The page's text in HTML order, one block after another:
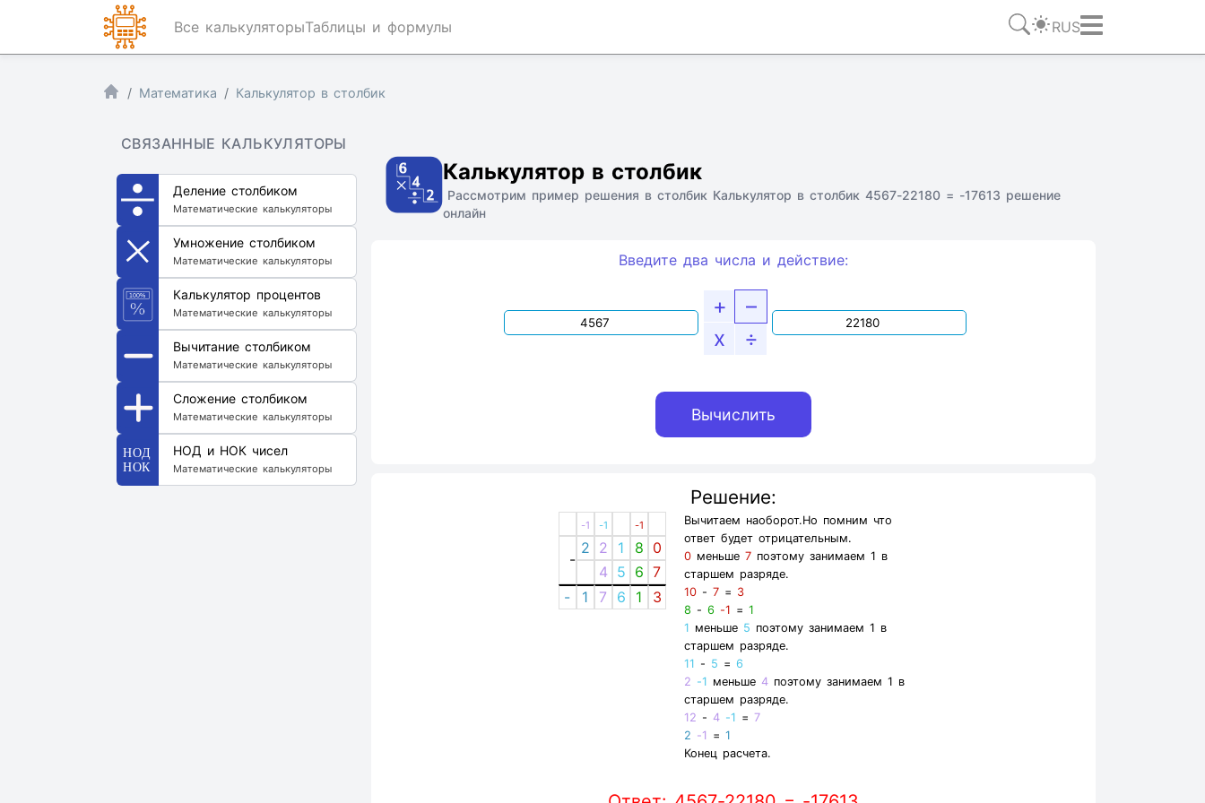
Все калькуляторыТаблицы и формулы RUS
Математика Калькулятор в столбик
СВЯЗАННЫЕ КАЛЬКУЛЯТОРЫ
Деление столбиком
Математические калькуляторы
Умножение столбиком
Математические калькуляторы
Калькулятор процентов
Математические калькуляторы
Вычитание столбиком
Математические калькуляторы
Сложение столбиком
Математические калькуляторы
НОД и НОК чисел
Математические калькуляторы
Калькулятор в столбик
Рассмотрим пример решения в столбик Калькулятор в столбик 4567-22180 = -17613 решение
онлайн
Введите два числа и действие:
+
–
x
÷
Решение:
-1 -1 -1
-
2 2 1 8 0
4 5 6 7
-
1 7 6 1 3
Вычитаем наоборот.Но помним что
ответ будет отрицательным.
0меньше 7поэтому занимаем 1 в
старшем разряде.
10- 7= 3
8 - 6 -1 = 1
1 меньше 5 поэтому занимаем 1 в
старшем разряде.
11 - 5 = 6
2 -1 меньше 4поэтому занимаем 1 в
старшем разряде.
12 - 4 -1 = 7
2 -1 = 1
Конец расчета.